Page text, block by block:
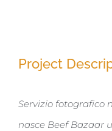
Project
Servizio fotografico
nasce Beef Bazaar